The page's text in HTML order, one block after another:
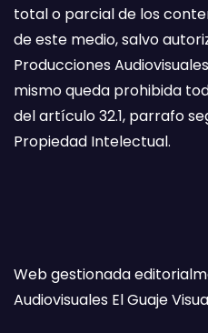
total o parcial de los
de este medio, salvo
Producciones
mismo queda prohibida
del artículo 32.1, parrafo
Propiedad Intelectual.
Web gestionada
Audiovisuales El Guaje